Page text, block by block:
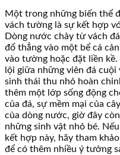
Một trong những biến thể
vách tường là sự kết hợp
Dòng nước chảy từ vách
đổ thẳng vào một bể cá
vào tường hoặc đặt liền
lội giữa những viên đá
sinh thái thu nhỏ hoàn
thêm một lớp sống động
của đá, sự mềm mại của
của dòng nước, giờ đây
những sinh vật nhỏ bé.
kết hợp này, hãy tham
để có thêm nhiều ý tưởng